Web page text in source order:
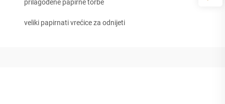
prilagođene papirne torbe
veliki papirnati vrećice za odnijeti